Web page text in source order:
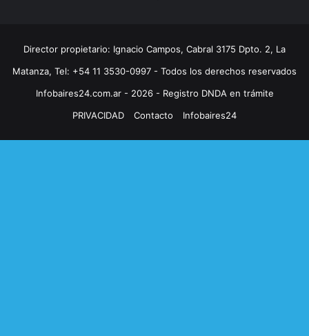
Director propietario: Ignacio Campos, Cabral 3175 Dpto. 2, La
Matanza, Tel: +54 11 3530-0997 - Todos los derechos reservados
Infobaires24.com.ar - 2026 - Registro DNDA en trámite
PRIVACIDAD
Contacto Infobaires24